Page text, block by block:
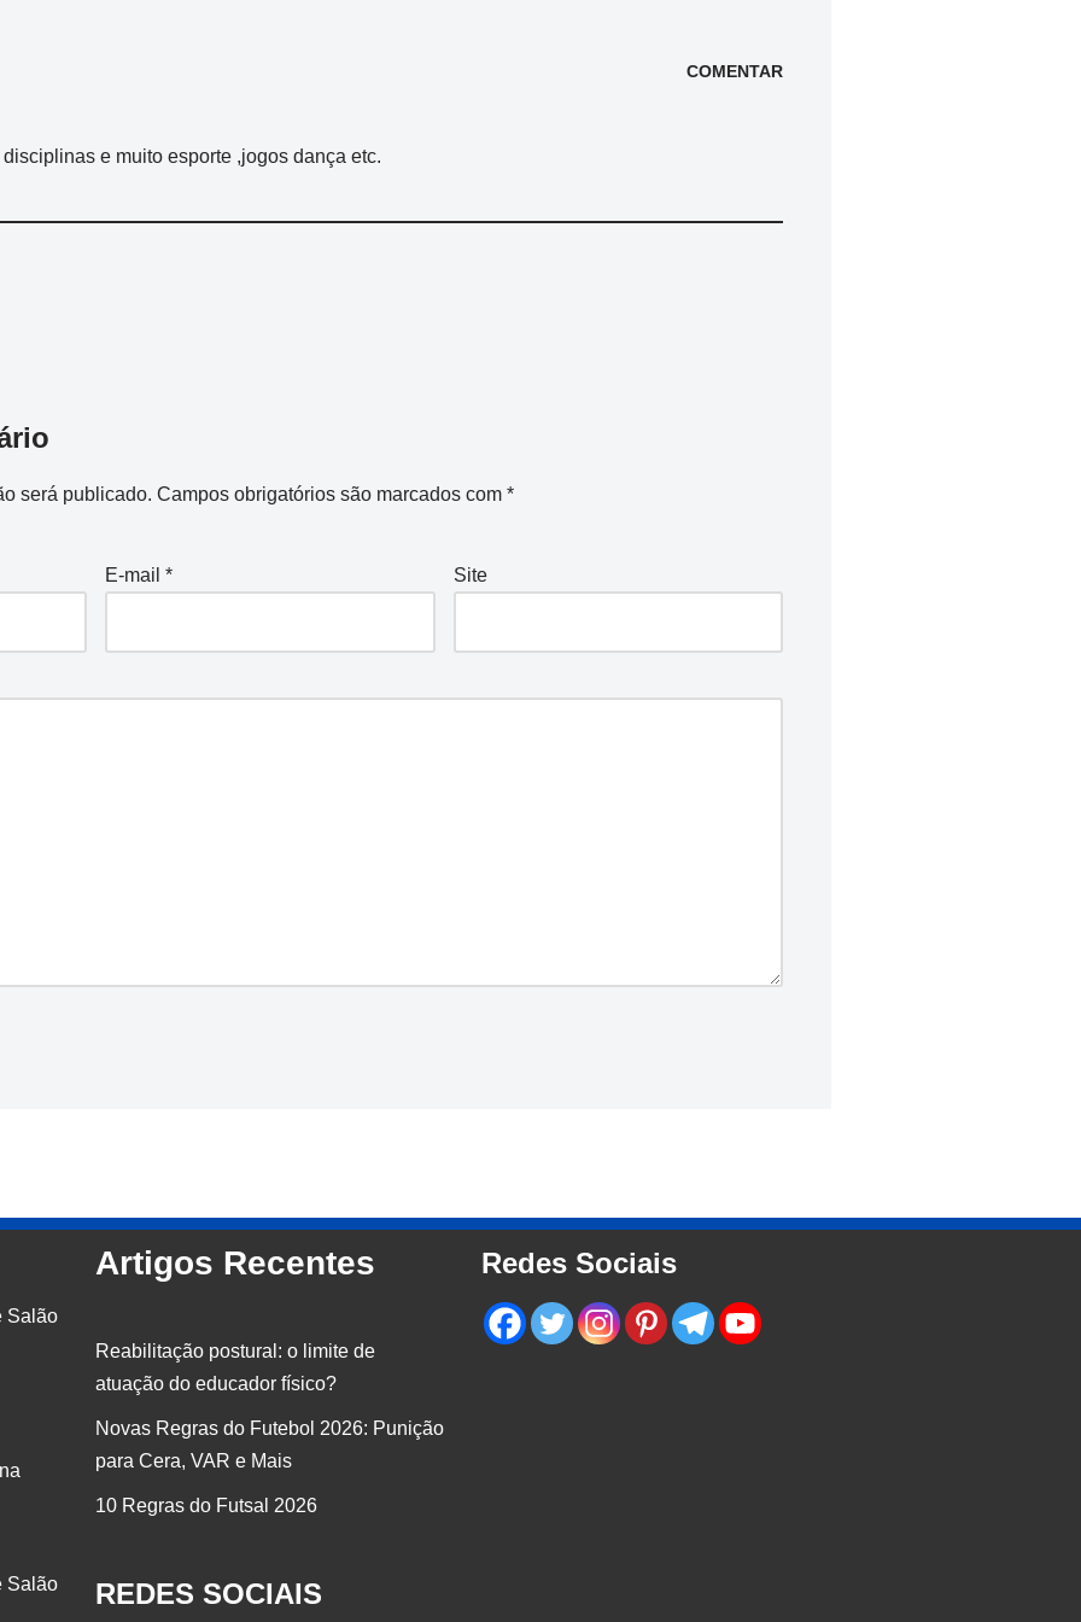
COMENTAR
e muito esporte ,jogos dança etc.
será publicado. Campos obrigatórios são marcados com *
E-mail* Site
Salão
Salão
Artigos Recentes
Reabilitação postural: o limite de
atuação do educador físico?
Novas Regras do Futebol 2026: Punição
para Cera, VAR e Mais
10 Regras do Futsal 2026
REDES SOCIAIS
Redes Sociais